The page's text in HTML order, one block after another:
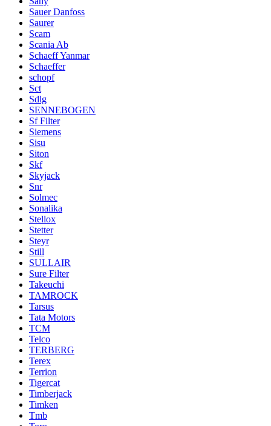
Sauer Danfoss
Saurer
Scam
Scania Ab
Schaeff Yanmar
Schaeffer
schopf
Sct
Sdlg
SENNEBOGEN
Sf Filter
Siemens
Sisu
Siton
Skf
Skyjack
Snr
Solmec
Sonalika
Stellox
Stetter
Steyr
Still
SULLAIR
Sure Filter
Takeuchi
TAMROCK
Tarsus
Tata Motors
TCM
Telco
TERBERG
Terex
Terrion
Tigercat
Timberjack
Timken
Tmb